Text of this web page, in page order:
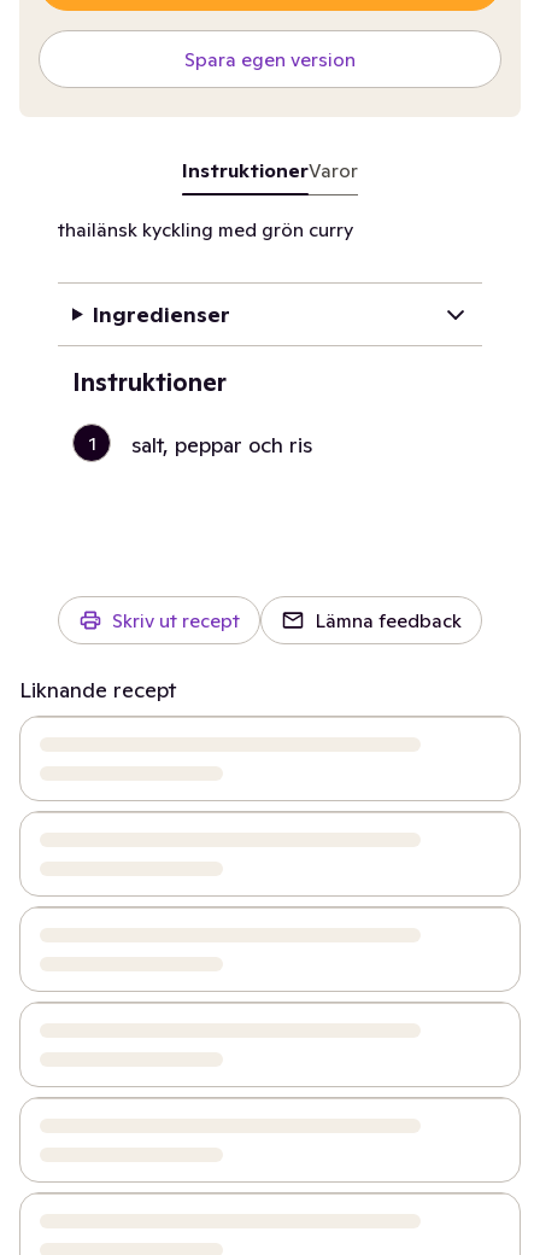
Spara egen version
InstruktionerVaror
thailänsk kyckling med grön curry
Ingredienser
Instruktioner
1 salt, peppar och ris
Skriv ut recept Lämna feedback
Liknande recept